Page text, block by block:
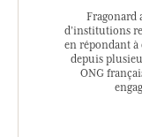
Fragonard
d’institutions
en répondant à
depuis
ONG